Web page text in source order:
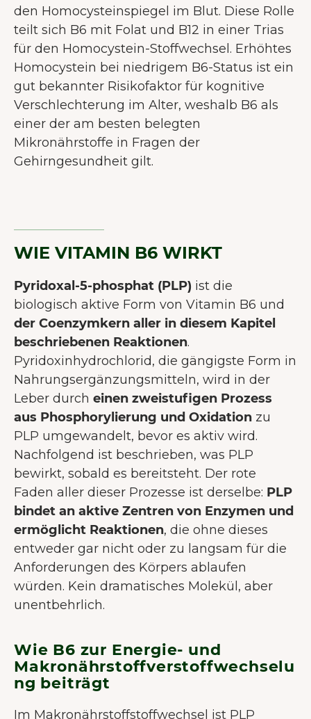
den Homocysteinspiegel im Blut. Diese Rolle
teilt sich B6 mit Folat und B12 in einer Trias
für den Homocystein-Stoffwechsel. Erhöhtes
Homocystein bei niedrigem B6-Status ist ein
gut bekannter Risikofaktor für kognitive
Verschlechterung im Alter, weshalb B6 als
einer der am besten belegten
Mikronährstoffe in Fragen der
Gehirngesundheit gilt.
WIE VITAMIN B6 WIRKT
Pyridoxal-5-phosphat (PLP) ist die
biologisch aktive Form von Vitamin B6 und
der Coenzymkern aller in diesem Kapitel
beschriebenen Reaktionen.
Pyridoxinhydrochlorid, die gängigste Form in
Nahrungsergänzungsmitteln, wird in der
Leber durch einen zweistufigen Prozess
aus Phosphorylierung und Oxidation zu
PLP umgewandelt, bevor es aktiv wird.
Nachfolgend ist beschrieben, was PLP
bewirkt, sobald es bereitsteht. Der rote
Faden aller dieser Prozesse ist derselbe: PLP
bindet an aktive Zentren von Enzymen und
ermöglicht Reaktionen, die ohne dieses
entweder gar nicht oder zu langsam für die
Anforderungen des Körpers ablaufen
würden. Kein dramatisches Molekül, aber
unentbehrlich.
Wie B6 zur Energie- und
Makronährstoffverstoffwechselu
ng beiträgt
Im Makronährstoffstoffwechsel ist PLP
Nutzererlebnis zu bieten.Mehr über
Cookies
Alle akzeptieren
Nur notwendige Cookies
akzeptieren
Präferenzen